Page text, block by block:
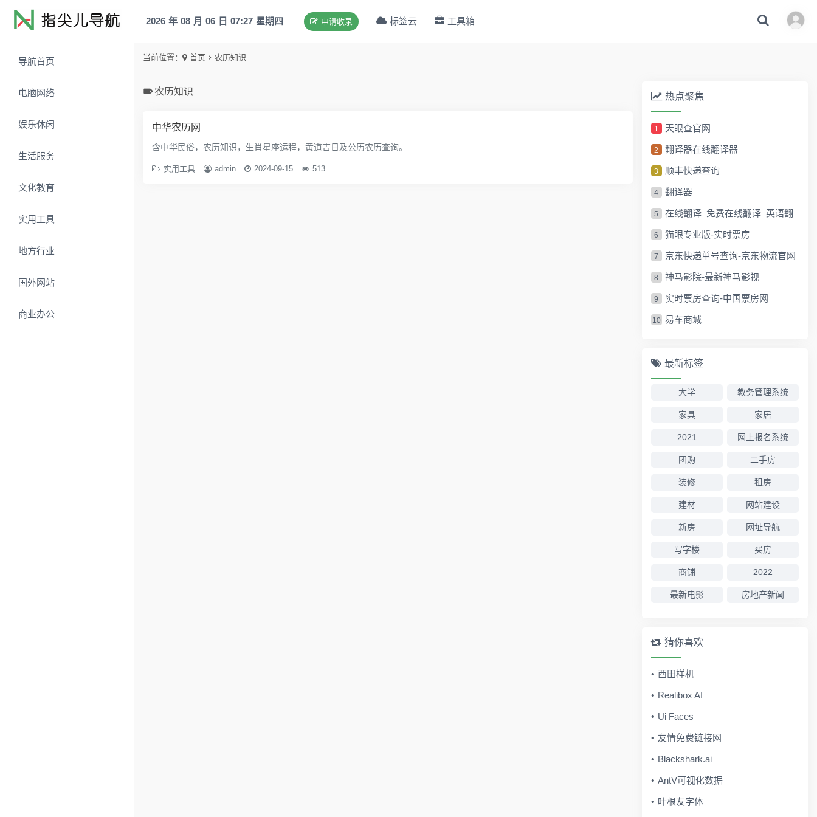
导航首页
电脑网络
娱乐休闲
生活服务
文化教育
实用工具
地方行业
国外网站
商业办公
2026 年 08 月 06 日 07:27 星期四 申请收录 标签云 工具箱
当前位置： 首页 农历知识
农历知识
中华农历网
含中华民俗，农历知识，生肖星座运程，黄道吉日及公历农历查询。
实用工具 admin 2024-09-15 513
热点聚焦
1 天眼查官网
2 翻译器在线翻译器
3 顺丰快递查询
4 翻译器
5 在线翻译_免费在线翻译_英语翻
译_汉程网
6 猫眼专业版-实时票房
7 京东快递单号查询-京东物流官网
8 神马影院-最新神马影视
9 实时票房查询-中国票房网
10 易车商城
最新标签
大学 教务管理系统
家具 家居
2021 网上报名系统
团购 二手房
装修 租房
建材 网站建设
新房 网址导航
写字楼 买房
商铺 2022
最新电影 房地产新闻
猜你喜欢
西田样机
Realibox AI
Ui Faces
友情免费链接网
Blackshark.ai
AntV可视化数据
叶根友字体